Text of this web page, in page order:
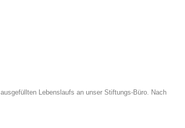
Lebenslaufs an unser Stiftungs-Büro. Nach